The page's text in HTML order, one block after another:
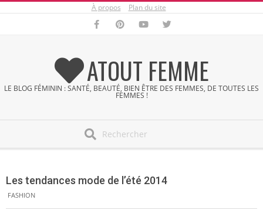
À propos Plan du site
ATOUT FEMME
LE BLOG FÉMININ : SANTÉ, BEAUTÉ, BIEN ÊTRE DES FEMMES, DE TOUTES LES
FEMMES !
Menu
Les tendances mode de l’été 2014
FASHION